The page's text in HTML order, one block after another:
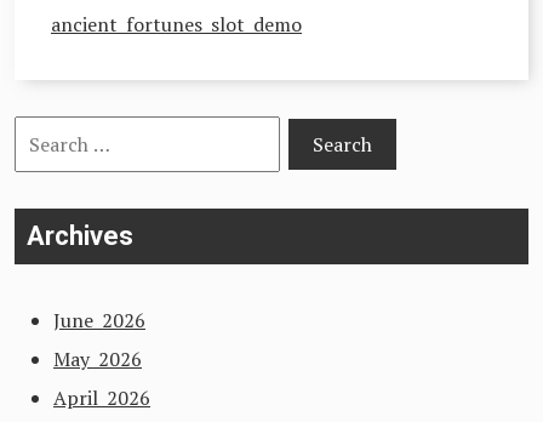
ancient fortunes slot demo
Search
for:
Archives
June 2026
May 2026
April 2026